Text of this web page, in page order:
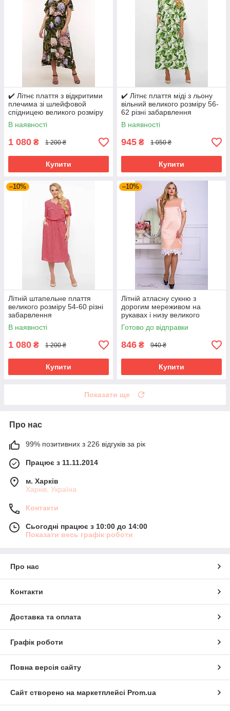
✔️ Літнє плаття з відкритими
плечима зі шлейфовой
спідницею великого розміру
54-60
В наявності
1 080 ₴ 1 200 ₴
Купити
✔️ Літнє плаття міді з льону
вільний великого розміру 56-
62 різні забарвлення
В наявності
945 ₴ 1 050 ₴
Купити
–10%
Літній штапельне плаття
великого розміру 54-60 різні
забарвлення
В наявності
1 080 ₴ 1 200 ₴
Купити
–10%
Літній атласну сукню з
дорогим мереживом на
рукавах і низу великого
розміру 50-56 розміру
Готово до відправки
846 ₴ 940 ₴
Купити
Показати ще
Про нас
99% позитивних з 226 відгуків за рік
Працює з 11.11.2014
м. Харків
Харків, Україна
Контакти
Сьогодні працює з 10:00 до 14:00
Показати весь графік роботи
Про нас
Контакти
Доставка та оплата
Графік роботи
Повна версія сайту
Сайт створено на маркетплейсі Prom.ua